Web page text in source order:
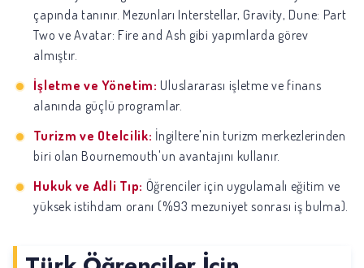
çapında tanınır. Mezunları Interstellar, Gravity, Dune: Part
Two ve Avatar: Fire and Ash gibi yapımlarda görev
almıştır.
İşletme ve Yönetim: Uluslararası işletme ve finans
alanında güçlü programlar.
Turizm ve Otelcilik: İngiltere'nin turizm merkezlerinden
biri olan Bournemouth'un avantajını kullanır.
Hukuk ve Adli Tıp: Öğrenciler için uygulamalı eğitim ve
yüksek istihdam oranı (%93 mezuniyet sonrası iş bulma).